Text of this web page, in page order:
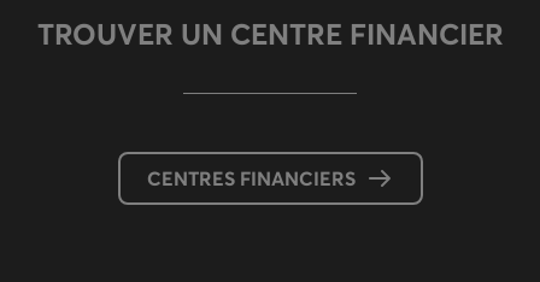
TROUVER UN CENTRE FINANCIER
CENTRES FINANCIERS